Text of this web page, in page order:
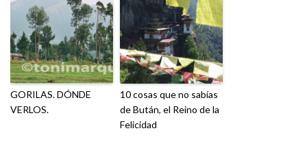
GORILAS. DÓNDE
VERLOS.
10 cosas que no sabías
de Bután, el Reino de la
Felicidad